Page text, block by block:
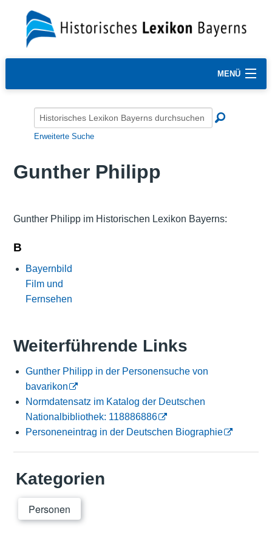
MENÜ
Erweiterte Suche
Gunther Philipp
Gunther Philipp im Historischen Lexikon Bayerns:
B
Bayernbild
Film und
Fernsehen
Weiterführende Links
Gunther Philipp in der Personensuche von
bavarikon
Normdatensatz im Katalog der Deutschen
Nationalbibliothek: 118886886
Personeneintrag in der Deutschen Biographie
Kategorien
Personen